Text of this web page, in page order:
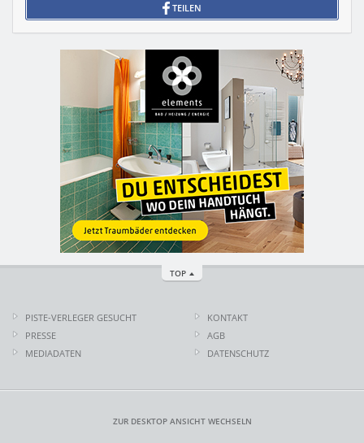
TEILEN
TOP
PISTE-VERLEGER GESUCHT
PRESSE
MEDIADATEN
KONTAKT
AGB
DATENSCHUTZ
ZUR DESKTOP ANSICHT WECHSELN